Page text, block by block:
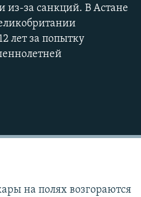
360p
480p
за санкций. В Астане
лет за попытку
на полях возгораются